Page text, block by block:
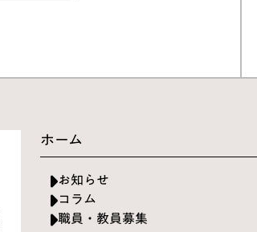
ホーム
お知らせ
コラム
職員・教員募集